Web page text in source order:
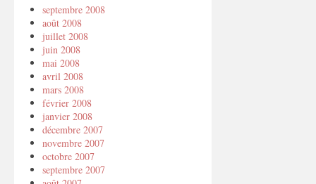
septembre 2008
août 2008
juillet 2008
juin 2008
mai 2008
avril 2008
mars 2008
février 2008
janvier 2008
décembre 2007
novembre 2007
octobre 2007
septembre 2007